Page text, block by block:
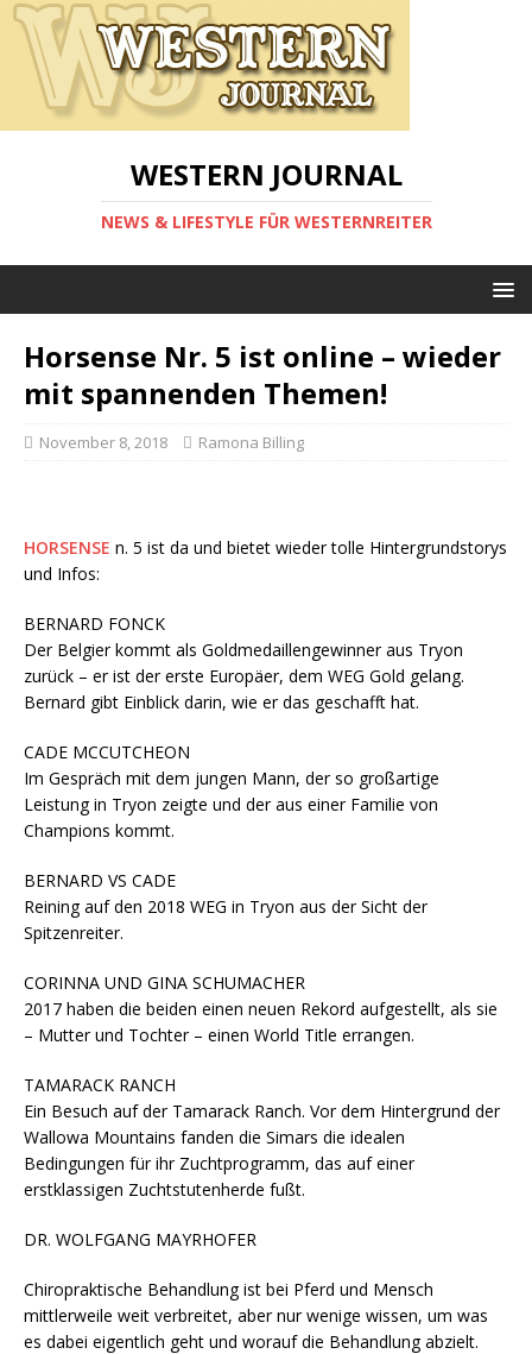
WESTERN JOURNAL
NEWS & LIFESTYLE FÜR WESTERNREITER
Horsense Nr. 5 ist online – wieder
mit spannenden Themen!
November 8, 2018 Ramona Billing
HORSENSE n. 5 ist da und bietet wieder tolle Hintergrundstorys
und Infos:
BERNARD FONCK
Der Belgier kommt als Goldmedaillengewinner aus Tryon
zurück – er ist der erste Europäer, dem WEG Gold gelang.
Bernard gibt Einblick darin, wie er das geschafft hat.
CADE MCCUTCHEON
Im Gespräch mit dem jungen Mann, der so großartige
Leistung in Tryon zeigte und der aus einer Familie von
Champions kommt.
BERNARD VS CADE
Reining auf den 2018 WEG in Tryon aus der Sicht der
Spitzenreiter.
CORINNA UND GINA SCHUMACHER
2017 haben die beiden einen neuen Rekord aufgestellt, als sie
– Mutter und Tochter – einen World Title errangen.
TAMARACK RANCH
Ein Besuch auf der Tamarack Ranch. Vor dem Hintergrund der
Wallowa Mountains fanden die Simars die idealen
Bedingungen für ihr Zuchtprogramm, das auf einer
erstklassigen Zuchtstutenherde fußt.
DR. WOLFGANG MAYRHOFER
Chiropraktische Behandlung ist bei Pferd und Mensch
mittlerweile weit verbreitet, aber nur wenige wissen, um was
es dabei eigentlich geht und worauf die Behandlung abzielt.